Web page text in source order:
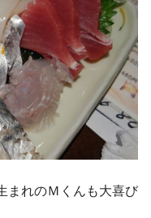
まれのＭくんも大喜び